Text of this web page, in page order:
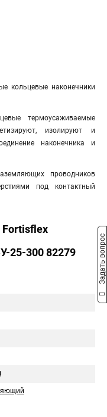
кольцевые наконечники
термоусаживаемые
изолируют и
наконечника и
проводников
под контактный
Fortisflex
25-300 82279
Задать вопрос